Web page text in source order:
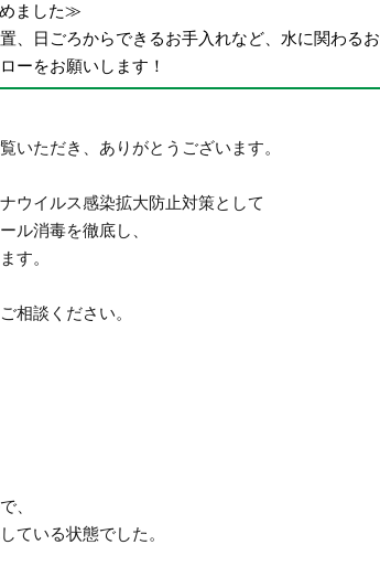
ました≫
、日ごろからできるお手入れなど、水に関わる
ーをお願いします！
いただき、ありがとうございます。
ウイルス感染拡大防止対策として
ル消毒を徹底し、
す。
相談ください。
、
ている状態でした。